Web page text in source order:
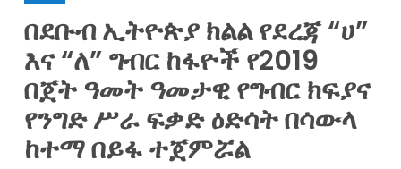
በደቡብ ኢትዮጵያ ክልል የደረጃ “ሀ”
እና “ለ” ግብር ከፋዮች የ2019
በጀት ዓመት ዓመታዊ የግብር ክፍያና
የንግድ ሥራ ፍቃድ ዕድሳት በሳውላ
ከተማ በይፋ ተጀምሯል